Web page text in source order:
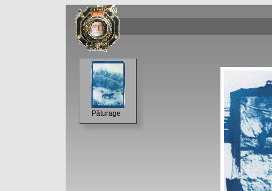
Pâturage